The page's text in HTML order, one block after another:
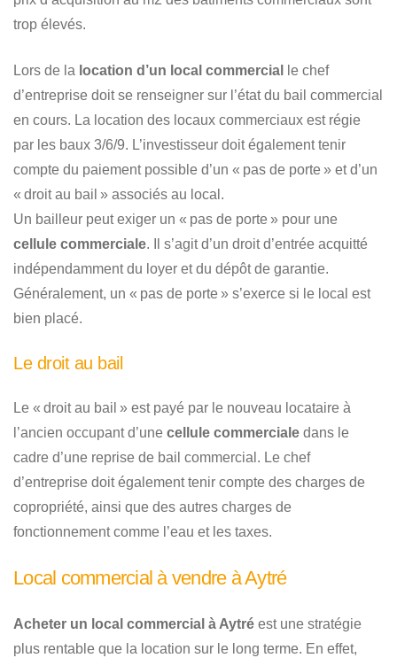
trop élevés.
Lors de la location d’un local commercial
le chef
d’entreprise doit se renseigner sur l’état du bail commercial
en cours. La location des locaux commerciaux est régie
par les baux 3/6/9. L’investisseur doit également tenir
compte du paiement possible d’un « pas de porte » et d’un
« droit au bail » associés au local.
Un bailleur peut exiger un « pas de porte » pour une
cellule commerciale. Il s’agit d’un droit d’entrée acquitté
indépendamment du loyer et du dépôt de garantie.
Généralement, un « pas de porte » s’exerce si le local est
bien placé.
Le droit au bail
Le « droit au bail » est payé par le nouveau locataire à
l’ancien occupant d’une cellule commerciale dans le
cadre d’une reprise de bail commercial. Le chef
d’entreprise doit également tenir compte des charges de
copropriété, ainsi que des autres charges de
fonctionnement comme l’eau et les taxes.
Local commercial à vendre à Aytré
Acheter un local commercial à Aytré est une stratégie
plus rentable que la location sur le long terme. En effet,